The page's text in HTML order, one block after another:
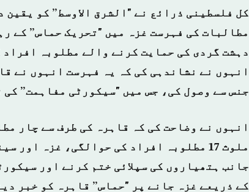
کل فلسطینی ذرائع نے "الشرق الاوسط” کو
مطالبات کی فہرست غزہ میں "تحریک حماس” کے
دہشت گردی کی حمایت کرنے والے مطلوبہ
انہوں نے نشاندہی کی کہ یہ فہرست انہوں نے
جنس سے وصول کی، جس میں "سیکورٹی مفاہمت”
انہوں نے وضاحت کی کہ قاہرہ کی طرف سے چار
ملوث 17 مطلوبہ افراد کی حوالگی، غزہ
جانب ہتھیاروں کی سپلائی ختم کرنے اور
کے ذریعے غزہ جانے پر "حماس” قاہرہ کو خبر